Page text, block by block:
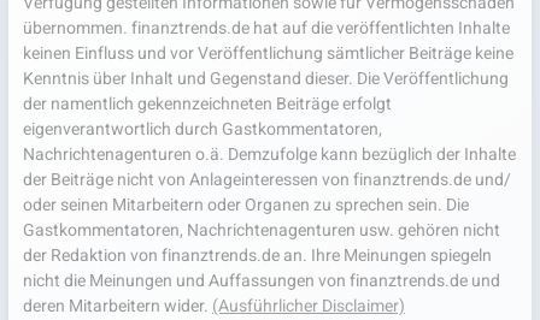
übernommen. finanztrends.de hat auf die veröffentlichten Inhalte
keinen Einfluss und vor Veröffentlichung sämtlicher Beiträge keine
Kenntnis über Inhalt und Gegenstand dieser. Die Veröffentlichung
der namentlich gekennzeichneten Beiträge erfolgt
eigenverantwortlich durch Gastkommentatoren,
Nachrichtenagenturen o.ä. Demzufolge kann bezüglich der Inhalte
der Beiträge nicht von Anlageinteressen von finanztrends.de und/
oder seinen Mitarbeitern oder Organen zu sprechen sein. Die
Gastkommentatoren, Nachrichtenagenturen usw. gehören nicht
der Redaktion von finanztrends.de an. Ihre Meinungen spiegeln
nicht die Meinungen und Auffassungen von finanztrends.de und
deren Mitarbeitern wider. (Ausführlicher Disclaimer)